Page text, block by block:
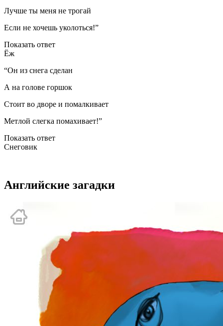
Лучше ты меня не трогай
Если не хочешь уколоться!”
Показать ответ
Ёж
“Он из снега сделан
А на голове горшок
Стоит во дворе и помалкивает
Метлой слегка помахивает!”
Показать ответ
Снеговик
Английские загадки